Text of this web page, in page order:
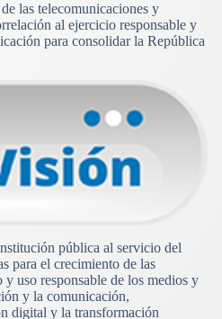
las telecomunicaciones y
al ejercicio responsable y
para consolidar la República
pública al servicio del
para el crecimiento de las
y uso responsable de los medios y
y la comunicación,
digital y la transformación